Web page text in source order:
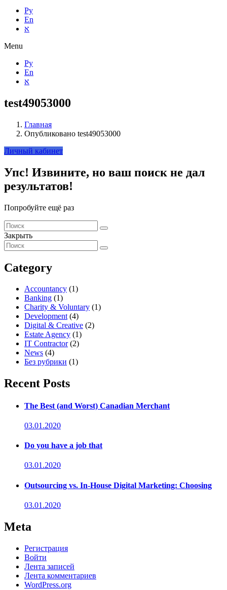
Ру
En
א
Menu
Ру
En
א
test49053000
Главная
Опубликовано test49053000
Личный кабинет
Упс! Извините, но ваш поиск не дал
результатов!
Попробуйте ещё раз
Закрыть
Category
Accountancy (1)
Banking (1)
Charity & Voluntary (1)
Development(4)
Digital & Creative (2)
Estate Agency (1)
IT Contractor(2)
News (4)
Без рубрики (1)
Recent Posts
The Best (and Worst) Canadian Merchant
03.01.2020
Do you have a job that
03.01.2020
Outsourcing vs. In-House Digital Marketing: Choosing
03.01.2020
Meta
Регистрация
Войти
Лента записей
Лента комментариев
WordPress.org